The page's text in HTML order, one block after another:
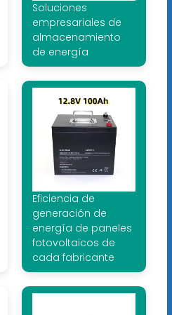
Soluciones
empresariales de
almacenamiento
de energía
Eficiencia de
generación de
energía de paneles
fotovoltaicos de
cada fabricante